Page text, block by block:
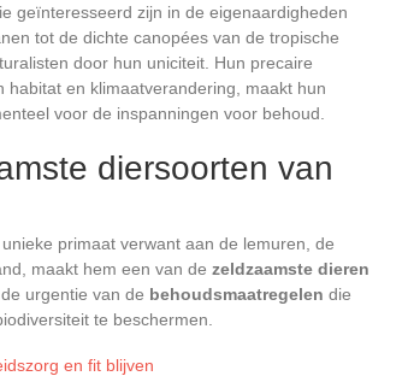
geïnteresseerd zijn in de eigenaardigheden
tot de dichte canopées van de tropische
door hun uniciteit. Hun precaire
en klimaatverandering, maakt hun
voor de inspanningen voor behoud.
diersoorten van
unieke primaat verwant aan de lemuren, de
maakt hem een van de zeldzaamste dieren
urgentie van de behoudsmaatregelen die
te beschermen.
en fit blijven